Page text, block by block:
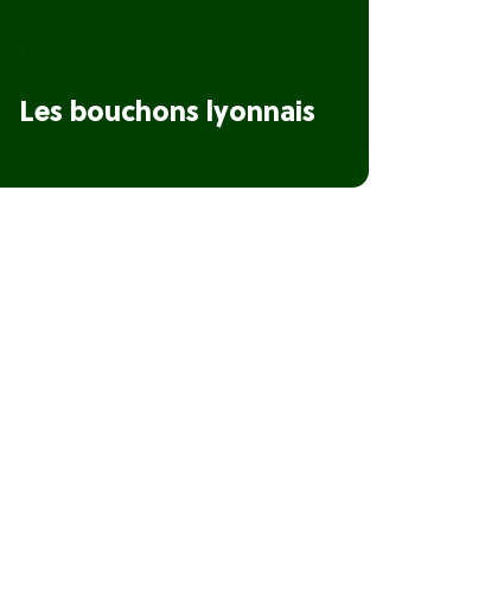
Les bouchons lyonnais